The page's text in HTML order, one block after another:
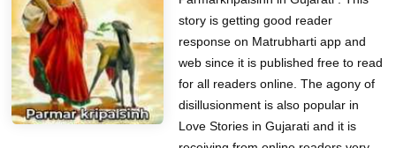
story is getting good reader
response on Matrubharti app and
web since it is published free to read
for all readers online. The agony of
disillusionment is also popular in
Love Stories in Gujarati and it is